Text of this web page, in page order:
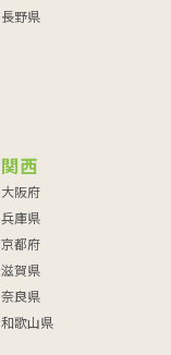
長野県
関西
大阪府
兵庫県
京都府
滋賀県
奈良県
和歌山県